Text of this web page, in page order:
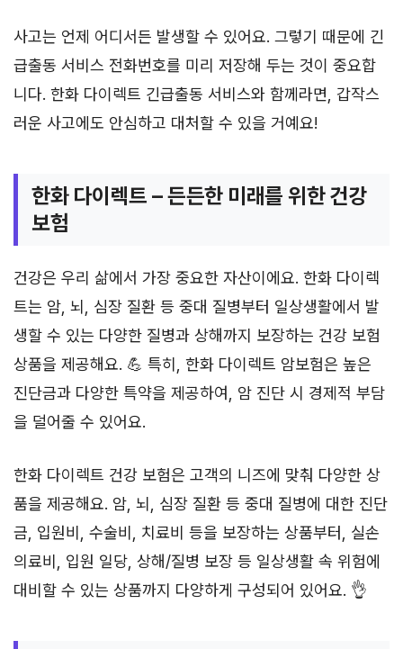
사고는 언제 어디서든 발생할 수 있어요. 그렇기 때문에 긴
급출동 서비스 전화번호를 미리 저장해 두는 것이 중요합
니다. 한화 다이렉트 긴급출동 서비스와 함께라면, 갑작스
러운 사고에도 안심하고 대처할 수 있을 거예요!
한화 다이렉트 – 든든한 미래를 위한 건강
보험
건강은 우리 삶에서 가장 중요한 자산이에요. 한화 다이렉
트는 암, 뇌, 심장 질환 등 중대 질병부터 일상생활에서 발
생할 수 있는 다양한 질병과 상해까지 보장하는 건강 보험
상품을 제공해요. 💪 특히, 한화 다이렉트 암보험은 높은
진단금과 다양한 특약을 제공하여, 암 진단 시 경제적 부담
을 덜어줄 수 있어요.
한화 다이렉트 건강 보험은 고객의 니즈에 맞춰 다양한 상
품을 제공해요. 암, 뇌, 심장 질환 등 중대 질병에 대한 진단
금, 입원비, 수술비, 치료비 등을 보장하는 상품부터, 실손
의료비, 입원 일당, 상해/질병 보장 등 일상생활 속 위험에
대비할 수 있는 상품까지 다양하게 구성되어 있어요. 👌